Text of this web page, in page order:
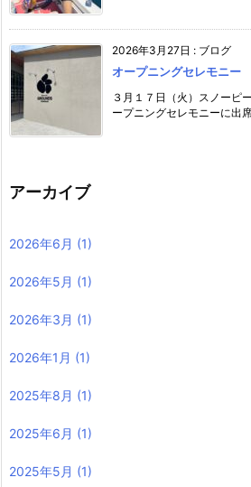
2026年3月27日 : ブログ
オープニングセレモニー
３月１７日（火）スノーピ
ープニングセレモニーに出
アーカイブ
2026年6月 (1)
2026年5月 (1)
2026年3月 (1)
2026年1月 (1)
2025年8月 (1)
2025年6月 (1)
2025年5月 (1)